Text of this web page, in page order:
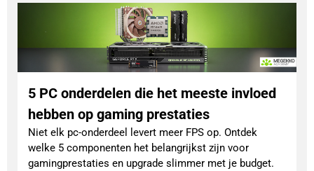
Niet elk pc-onderdeel levert meer FPS op. Ontdek
welke 5 componenten het belangrijkst zijn voor
gamingprestaties en upgrade slimmer met je budget.
5 PC onderdelen die het meeste invloed
hebben op gaming prestaties